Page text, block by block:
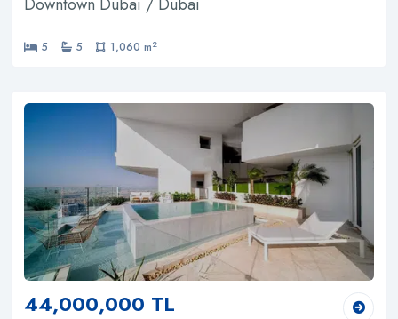
Downtown Dubai / Dubai
5 5 1,060 m2
44,000,000 TL